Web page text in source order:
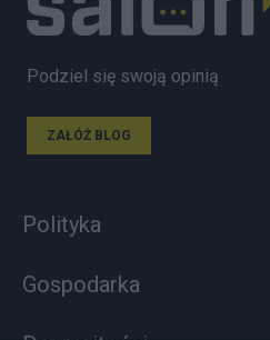
Podziel się swoją opinią
ZAŁÓŻ BLOG
Polityka
Gospodarka